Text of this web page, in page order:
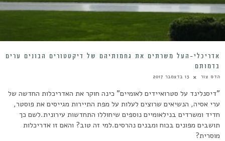
אדריכלי-העל משרתים את גחמותיהם של דיקטטורים הבונים ערים
בדמותם
הדס צור 13 בדצמבר 2017
"דיסנלינד על סטרואיידים לאומיים" כינה חוקר את האדריכלות החדשה של
ערי אסיה, הנשיאים שרוצים לעלות על מפת התיירות מגייסים את פוסטר,
חדיד ומשרדים בנילאומיים נוספים שיחוללו התחדשות עירונית.לשם כך
תושבים מפונים בכוח ומבנים נהרסים.למי זה טוב? והאם זו אדריכלות
מוסרית?